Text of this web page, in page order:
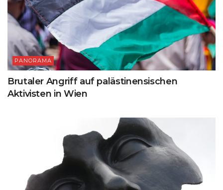
PANORAMA
Brutaler Angriff auf palästinensischen
Aktivisten in Wien